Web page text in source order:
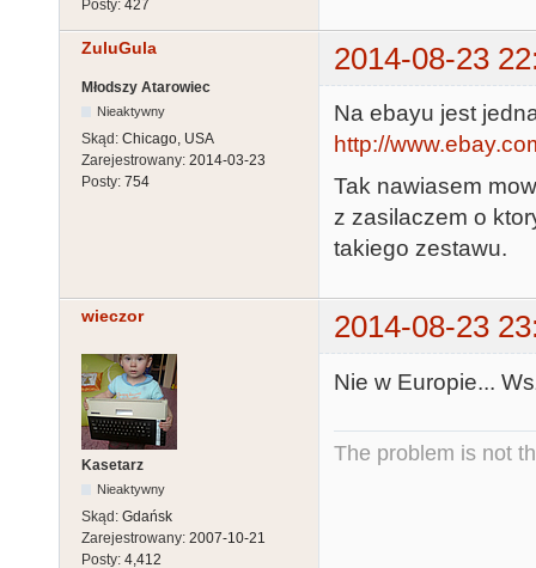
Posty: 427
ZuluGula 2014-08-23
Młodszy Atarowiec
Nieaktywny
Skąd: Chicago, USA
Zarejestrowany: 2014-03-23
Posty: 754
Na ebayu jest
http://
Tak nawiasem
z zasilaczem o
takiego zestawu.
wieczor 2014-08-23
Kasetarz
Nieaktywny
Skąd: Gdańsk
Zarejestrowany: 2007-10-21
Posty: 4,412
Nie w Europie...
The problem is not